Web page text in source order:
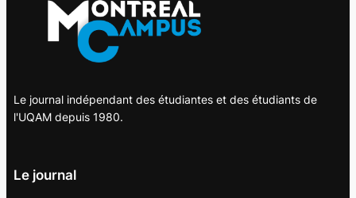
Le journal indépendant des étudiantes et des étudiants de
l'UQAM depuis 1980.
Le journal